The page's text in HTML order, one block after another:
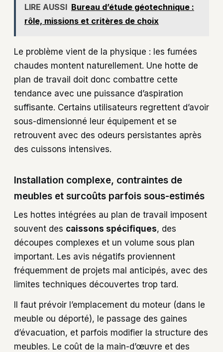
LIRE AUSSI Bureau d’étude géotechnique :
rôle, missions et critères de choix
Le problème vient de la physique : les fumées
chaudes montent naturellement. Une hotte de
plan de travail doit donc combattre cette
tendance avec une puissance d’aspiration
suffisante. Certains utilisateurs regrettent d’avoir
sous-dimensionné leur équipement et se
retrouvent avec des odeurs persistantes après
des cuissons intensives.
Installation complexe, contraintes de
meubles et surcoûts parfois sous-estimés
Les hottes intégrées au plan de travail imposent
souvent des caissons spécifiques, des
découpes complexes et un volume sous plan
important. Les avis négatifs proviennent
fréquemment de projets mal anticipés, avec des
limites techniques découvertes trop tard.
Il faut prévoir l’emplacement du moteur (dans le
meuble ou déporté), le passage des gaines
d’évacuation, et parfois modifier la structure des
meubles. Le coût de la main-d’œuvre et des